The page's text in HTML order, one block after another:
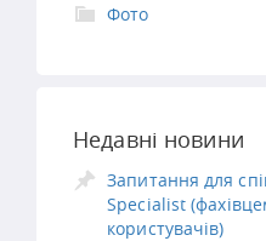
Фото
Недавні новини
Запитання для
Specialist
користувачів)